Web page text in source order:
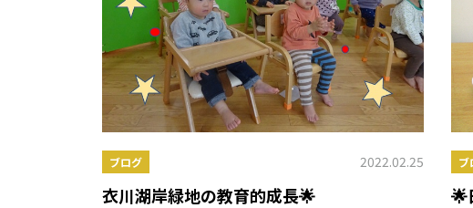
ブログ 2022.02.25
衣川湖岸緑地の教育的成長🌟
ブ
🌟